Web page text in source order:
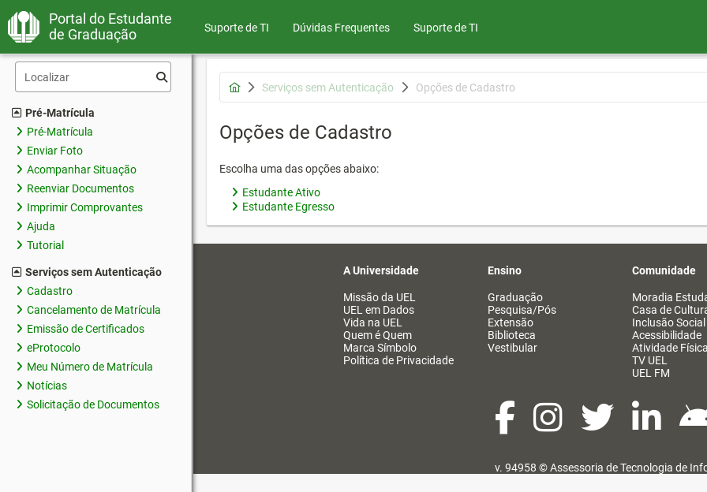
Portal do Estudante
de Graduação
Suporte de TI Dúvidas Frequentes Suporte de TI
Pré-Matrícula
Pré-Matrícula
Enviar Foto
Acompanhar Situação
Reenviar Documentos
Imprimir Comprovantes
Ajuda
Tutorial
Serviços sem Autenticação
Cadastro
Cancelamento de Matrícula
Emissão de Certificados
eProtocolo
Meu Número de Matrícula
Notícias
Solicitação de Documentos
Serviços sem Autenticação Opções de Cadastro
Opções de Cadastro
Escolha uma das opções abaixo:
Estudante Ativo
Estudante Egresso
A Universidade
Missão da UEL
UEL em Dados
Vida na UEL
Quem é Quem
Marca Símbolo
Política de Privacidade
Ensino
Graduação
Pesquisa/Pós
Extensão
Biblioteca
Vestibular
Comunidade
Moradia
Casa de
Inclusão Social
Acessibilidade
Atividade Física
TV UEL
UEL FM
v. 94958 ©Assessoria de Tecnologia de